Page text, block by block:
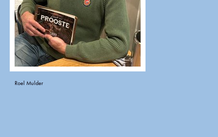
Roel Mulder